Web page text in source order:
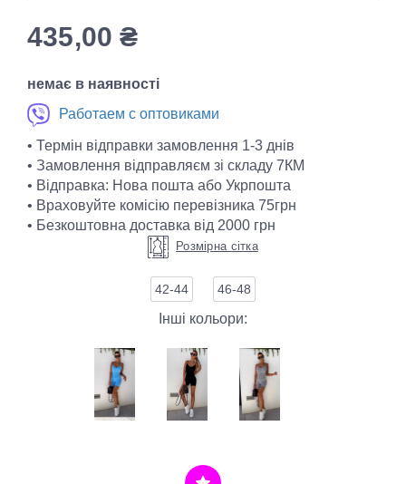
435,00₴
немає в наявності
Работаем с оптовиками
• Термін відправки замовлення 1-3 днів
• Замовлення відправляєм зі складу 7КМ
• Відправка: Нова пошта або Укрпошта
• Враховуйте комісію перевізника 75грн
• Безкоштовна доставка від 2000 грн
Розмірна сітка
42-44 46-48
Інші кольори: